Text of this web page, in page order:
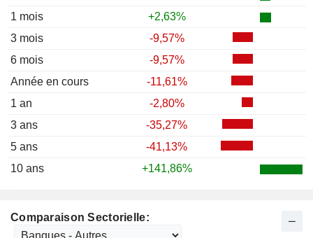
1 mois
+2,63%
3 mois
-9,57%
6 mois
-9,57%
Année en cours
-11,61%
1 an
-2,80%
3 ans
-35,27%
5 ans
-41,13%
10 ans
+141,86%
Comparaison Sectorielle: